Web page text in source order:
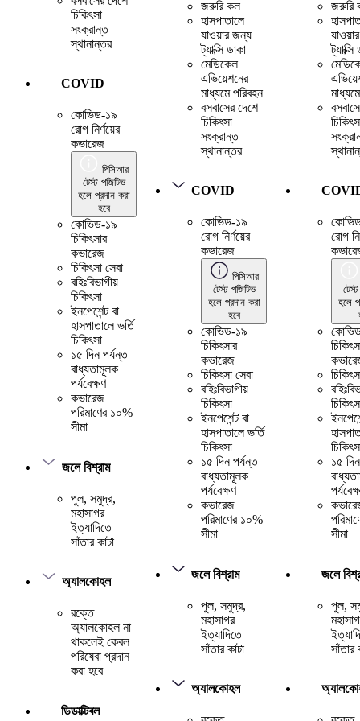
চিকিৎসা
সংক্রান্ত
স্থানান্তর
COVID
কোভিড-১৯
রোগ নির্ণয়ের
কভারেজ
পিসিআর
টেস্ট পজিটিভ
হলে প্রদান করা
হবে
কোভিড-১৯
চিকিৎসার
কভারেজ
চিকিৎসা সেবা
বহিঃবিভাগীয়
চিকিৎসা
ইনপেশেন্ট বা
হাসপাতালে ভর্তি
চিকিৎসা
১৫ দিন পর্যন্ত
বাধ্যতামূলক
পর্যবেক্ষণ
কভারেজ
পরিমাণের ১০%
সীমা
জলে বিশ্রাম
পুল, সমুদ্র,
মহাসাগর
ইত্যাদিতে
সাঁতার কাটা
অ্যালকোহল
রক্তে
অ্যালকোহল না
থাকলেই কেবল
পরিষেবা প্রদান
করা হবে
ডিডাক্টিবল
জরুরি কল
হাসপাতালে
যাওয়ার জন্য
ট্যাক্সি ডাকা
মেডিকেল
এভিয়েশনের
মাধ্যমে পরিবহন
বসবাসের দেশে
চিকিৎসা
সংক্রান্ত
স্থানান্তর
COVID
কোভিড-১৯
রোগ নির্ণয়ের
কভারেজ
পিসিআর
টেস্ট পজিটিভ
হলে প্রদান করা
হবে
কোভিড-১৯
চিকিৎসার
কভারেজ
চিকিৎসা সেবা
বহিঃবিভাগীয়
চিকিৎসা
ইনপেশেন্ট বা
হাসপাতালে ভর্তি
চিকিৎসা
১৫ দিন পর্যন্ত
বাধ্যতামূলক
পর্যবেক্ষণ
কভারেজ
পরিমাণের ১০%
সীমা
জলে বিশ্রাম
পুল, সমুদ্র,
মহাসাগর
ইত্যাদিতে
সাঁতার কাটা
অ্যালকোহল
জরুরি
ট্যাক্সি
রোগ
হলে
১৫
সীমা
জলে
পুল,
সাঁতার